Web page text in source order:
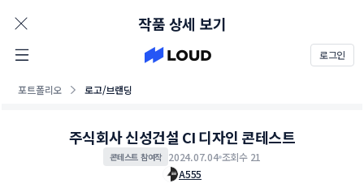
로그인
포트폴리오 로고/브랜딩
작품 상세 보기
주식회사 신성건설 CI 디자인 콘테스트
콘테스트 참여작 2024.07.04 조회수 21
A555